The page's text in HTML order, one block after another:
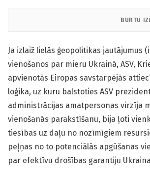
BURTU
Ja izlaiž lielās ģeopolitikas jautājumus
vienošanos par mieru Ukrainā, ASV,
apvienotās Eiropas savstarpējās
loģika, uz kuru balstoties ASV
administrācijas amatpersonas virzīja
vienošanās parakstīšanu, bija ļoti
tiesības uz daļu no nozīmīgiem
peļņas no to potenciālās apgūšanas
par efektīvu drošības garantiju